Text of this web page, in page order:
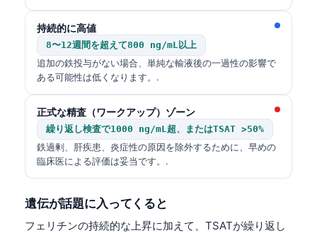
持続的に高値
8〜12週間を超えて800 ng/mL以上
追加の鉄投与がない場合、単純な輸液後の一過性の影響で
ある可能性は低くなります。.
正式な精査（ワークアップ）ゾーン
繰り返し検査で1000 ng/mL超、またはTSAT >50%
鉄過剰、肝疾患、炎症性の原因を除外するために、早めの
臨床医による評価は妥当です。.
遺伝が話題に入ってくると
フェリチンの持続的な上昇に加えて、TSATが繰り返し
Македонски јазик
Euskara
Occitan
العربية المغربية
Afrikaans
Монгол